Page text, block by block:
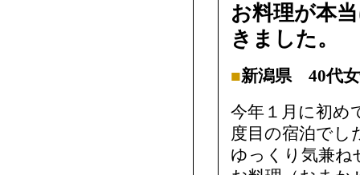
お料理が本
きました。
■新潟県 40代
今年１月に初め
度目の宿泊でし
ゆっくり気兼